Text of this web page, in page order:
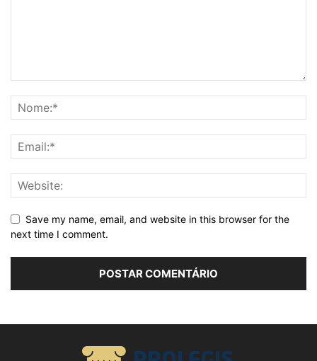
Save my name, email, and website in this browser for the
next time I comment.